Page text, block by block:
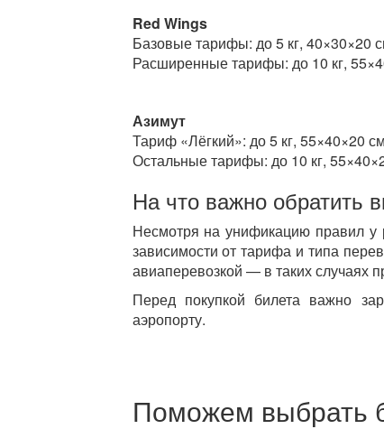
Red Wings
Базовые тарифы: до 5 кг, 40×30×20
Расширенные тарифы: до 10 кг,
Азимут
Тариф «Лёгкий»: до 5 кг, 55×40×20 см
Остальные тарифы: до 10 кг,
На что важно обратить
Несмотря на унификацию правил у
зависимости от тарифа и типа
авиаперевозкой — в таких случаях
Перед покупкой билета важно
аэропорту.
Поможем выбрать